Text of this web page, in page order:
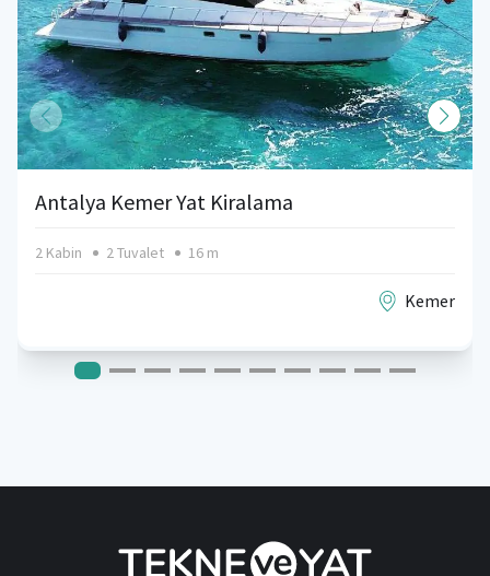
Antalya Kemer Yat Kiralama
2 Kabin 2 Tuvalet 16 m
Kemer